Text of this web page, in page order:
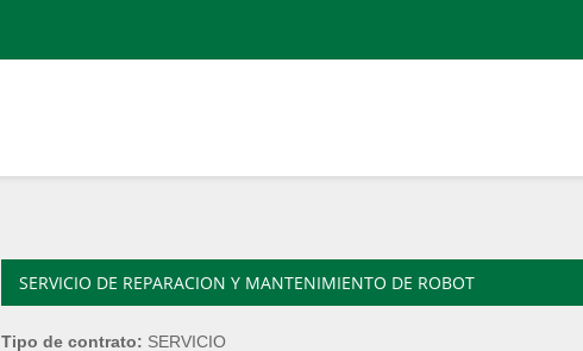
SERVICIO DE REPARACION Y MANTENIMIENTO DE ROBOT
Tipo de contrato: SERVICIO